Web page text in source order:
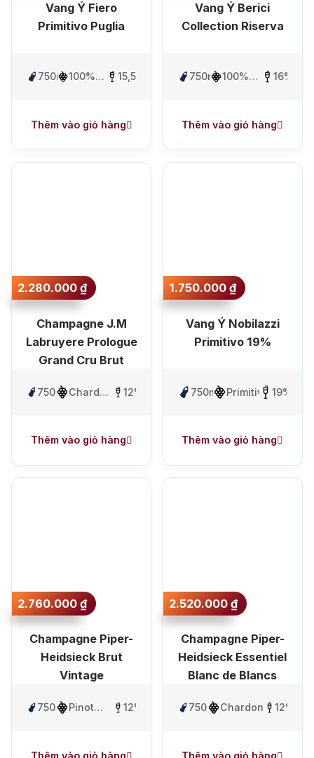
Vang Ý Fiero
Primitivo Puglia
750ml100%
15,5%
Thêm vào giỏ hàng
Vang Ý Berici
Collection Riserva
750ml 100%
16%
Thêm vào giỏ hàng
2.280.000₫
Champagne J.M
Labruyere Prologue
Grand Cru Brut
750ml Chardonnay,
12%
Thêm vào giỏ hàng
1.750.000₫
Vang Ý Nobilazzi
Primitivo 19%
750ml Primitivo 19%
Thêm vào giỏ hàng
2.760.000₫
Champagne Piper-
Heidsieck Brut
Vintage
750ml Pinot
12%
Thêm vào giỏ hàng
2.520.000₫
Champagne Piper-
Heidsieck Essentiel
Blanc de Blancs
750ml Chardonnay12%
Thêm vào giỏ hàng